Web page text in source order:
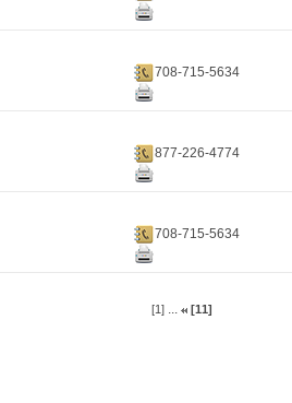
708-715-5634
877-226-4774
708-715-5634
[1] ... [11]